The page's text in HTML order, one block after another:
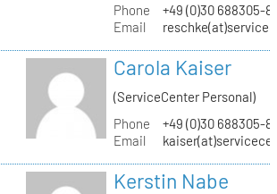
Phone
+49 (0)30 688305-
Email
Carola Kaiser
(ServiceCenter Personal)
Phone
+49 (0)30 688305-
Email
Kerstin Nabe